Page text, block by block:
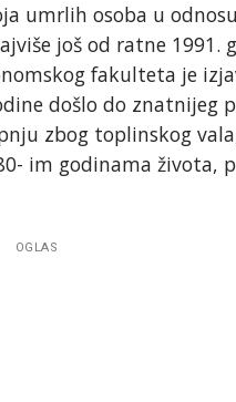
umrlih osoba u
još od ratne 1991.
fakulteta je
došlo do znatnijeg
zbog toplinskog
im godinama života,
OGLAS